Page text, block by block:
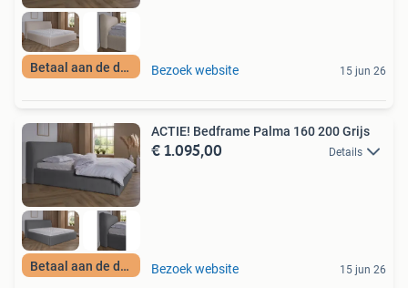
Betaal aan de deur Bezoek website 15 jun 26
Betaal aan de deur
ACTIE! Bedframe Palma 160 200 Grijs
€ 1.095,00 Details
Bezoek website 15 jun 26